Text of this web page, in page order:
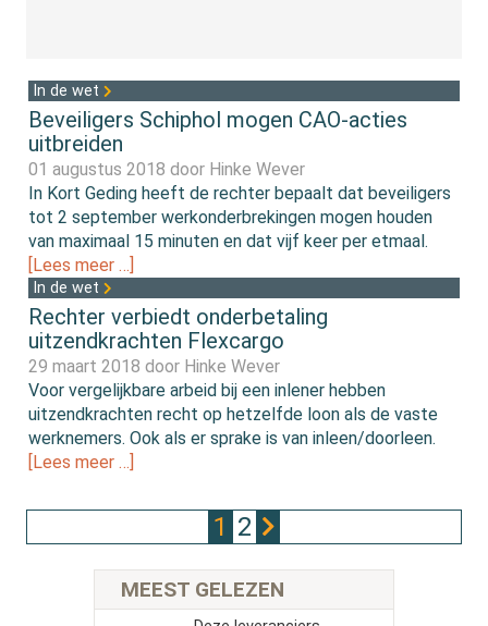
In de wet
Beveiligers Schiphol mogen CAO-acties
uitbreiden
01 augustus 2018 door Hinke Wever
In Kort Geding heeft de rechter bepaalt dat beveiligers
tot 2 september werkonderbrekingen mogen houden
van maximaal 15 minuten en dat vijf keer per etmaal.
[Lees meer …]
In de wet
Rechter verbiedt onderbetaling
uitzendkrachten Flexcargo
29 maart 2018 door Hinke Wever
Voor vergelijkbare arbeid bij een inlener hebben
uitzendkrachten recht op hetzelfde loon als de vaste
werknemers. Ook als er sprake is van inleen/doorleen.
[Lees meer …]
1 2
MEEST GELEZEN